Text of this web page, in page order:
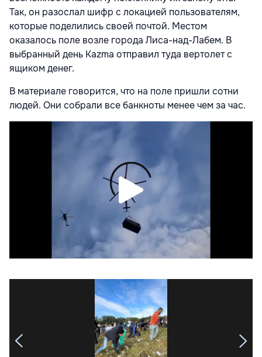
Так, он разослал шифр с локацией пользователям,
которые поделились своей почтой. Местом
оказалось поле возле города Лиса-над-Лабем. В
выбранный день Kazma отправил туда вертолет с
ящиком денег.
В материале говорится, что на поле пришли сотни
людей. Они собрали все банкноты менее чем за час.